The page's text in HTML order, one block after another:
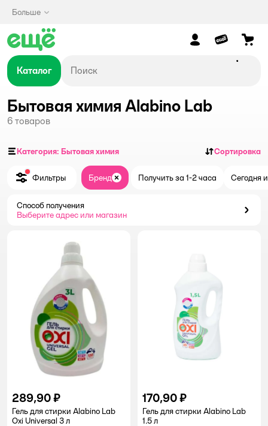
Больше
Каталог
Бытовая химия Alabino Lab
6 товаров
Категория: Бытовая химия Сортировка
Фильтры Бренд ЗакрытьПолучить за 1-2 часа Сегодня
Способ получения
Выберите адрес или магазин
289,90 ₽
Гель для стирки Alabino Lab
Oxi Universal 3 л
170,90 ₽
Гель для стирки Alabino Lab
1.5 л